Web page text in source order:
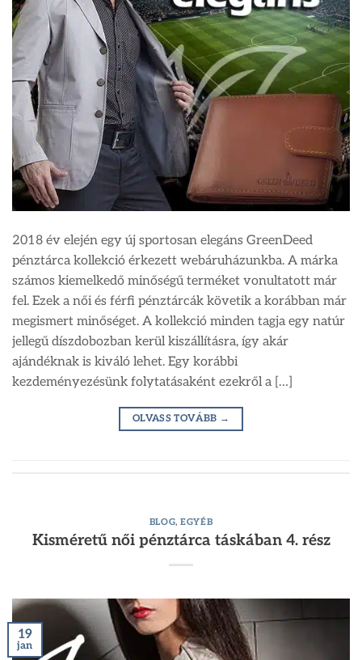
2018 év elején egy új sportosan elegáns GreenDeed
pénztárca kollekció érkezett webáruházunkba. A márka
számos kiemelkedő minőségű terméket vonultatott már
fel. Ezek a női és férfi pénztárcák követik a korábban már
megismert minőséget. A kollekció minden tagja egy natúr
jellegű díszdobozban kerül kiszállításra, így akár
ajándéknak is kiváló lehet. Egy korábbi
kezdeményezésünk folytatásaként ezekről a […]
OLVASS TOVÁBB →
BLOG,EGYÉB
Kisméretű női pénztárca táskában 4. rész
19
jan